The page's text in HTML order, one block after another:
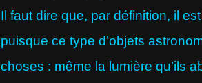
Il faut dire que, par définition, il
puisque ce type d’objets
choses : même la lumière qu’ils